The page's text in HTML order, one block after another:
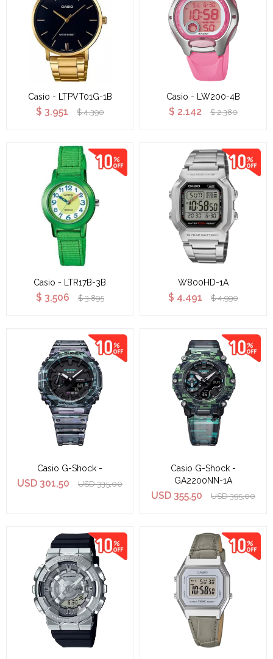
Casio - LTPVT01G-1B
$ 3.951 $ 4.390
Casio - LW200-4B
$ 2.142 $ 2.380
Casio - LTR17B-3B
$ 3.506 $ 3.895
W800HD-1A
$ 4.491 $ 4.990
Casio G-Shock -
USD 301,50 USD 335,00
Casio G-Shock -
GA2200NN-1A
USD 355,50 USD 395,00